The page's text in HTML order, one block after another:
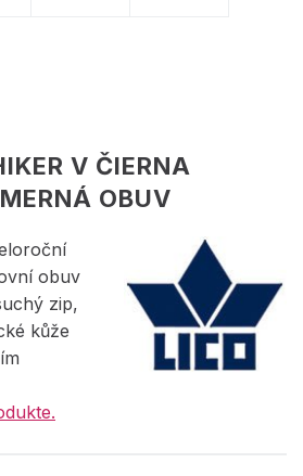
V ČIERNA
OBUV
obuv
zip,
kůže